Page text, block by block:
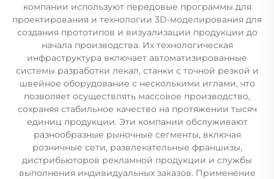
компании используют передовые программы для
проектирования и технологии 3D-моделирования для
создания прототипов и визуализации продукции до
начала производства. Их технологическая
инфраструктура включает автоматизированные
системы разработки лекал, станки с точной резкой и
швейное оборудование с несколькими иглами, что
позволяет осуществлять массовое производство,
сохраняя стабильное качество на протяжении тысяч
единиц продукции. Эти компании обслуживают
разнообразные рыночные сегменты, включая
розничные сети, развлекательные франшизы,
дистрибьюторов рекламной продукции и службы
выполнения индивидуальных заказов. Применение